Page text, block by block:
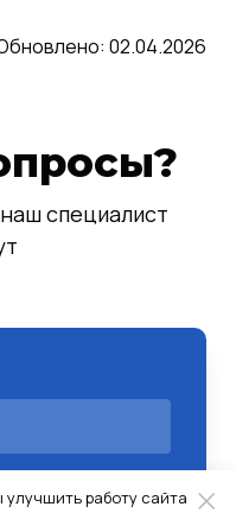
02.04.2026
специалист
работу сайта